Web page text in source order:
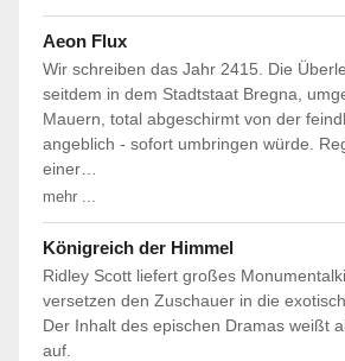
Aeon Flux
Wir schreiben das Jahr 2415. Die
seitdem in dem Stadtstaat Bregna,
Mauern, total abgeschirmt von der
angeblich - sofort umbringen würde.
einer…
mehr ...
Königreich der Himmel
Ridley Scott liefert großes
versetzen den Zuschauer in die
Der Inhalt des epischen Dramas weißt
auf.